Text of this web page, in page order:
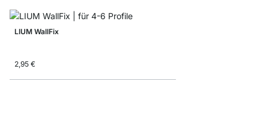
LIUM WallFix
2,95 €